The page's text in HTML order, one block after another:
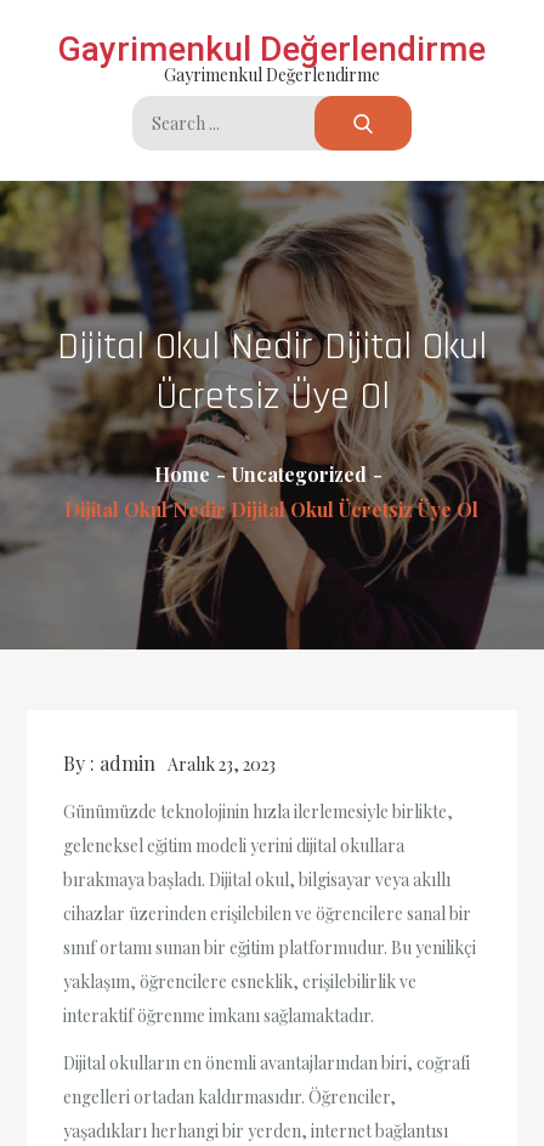
Gayrimenkul Değerlendirme
Gayrimenkul Değerlendirme
Search
for:
Dijital Okul Nedir Dijital Okul
Ücretsiz Üye Ol
Home
Uncategorized
Dijital Okul Nedir Dijital Okul Ücretsiz Üye Ol
By : admin Aralık 23, 2023
Günümüzde teknolojinin hızla ilerlemesiyle birlikte,
geleneksel eğitim modeli yerini dijital okullara
bırakmaya başladı. Dijital okul, bilgisayar veya akıllı
cihazlar üzerinden erişilebilen ve öğrencilere sanal bir
sınıf ortamı sunan bir eğitim platformudur. Bu yenilikçi
yaklaşım, öğrencilere esneklik, erişilebilirlik ve
interaktif öğrenme imkanı sağlamaktadır.
Dijital okulların en önemli avantajlarından biri, coğrafi
engelleri ortadan kaldırmasıdır. Öğrenciler,
yaşadıkları herhangi bir yerden, internet bağlantısı